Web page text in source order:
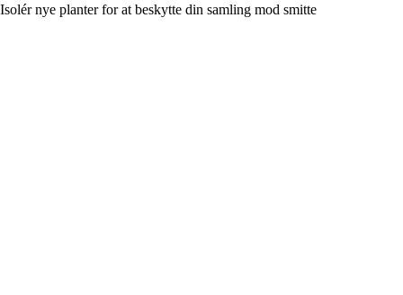
Isolér nye planter for at beskytte din samling mod smitte